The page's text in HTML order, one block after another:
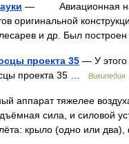
— Авиационная
оригинальной
и др. Был
проекта 35 — У этого
проекта 35 …
Википедия
аппарат тяжелее
сила, и силовой
крыло (одно или